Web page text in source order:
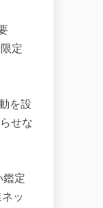
定
を設
せな
鑑定
ッ